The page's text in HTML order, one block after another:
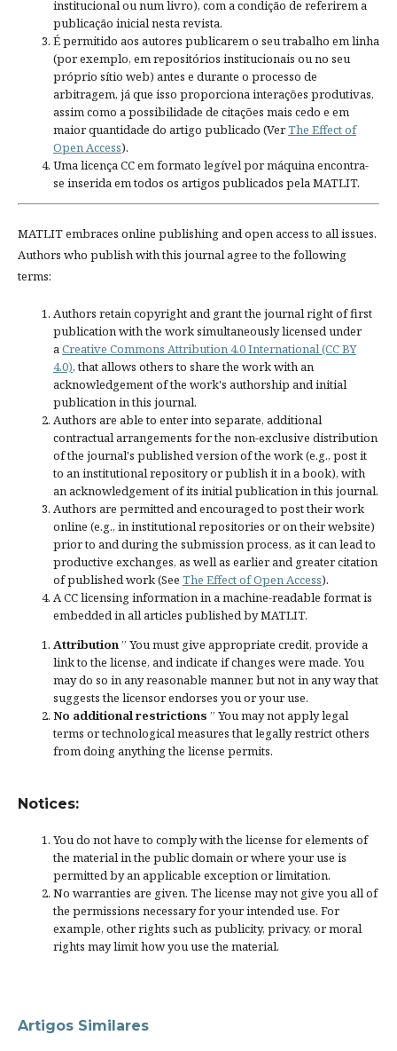
institucional ou num livro), com a condição de referirem a
publicação inicial nesta revista.
É permitido aos autores publicarem o seu trabalho em linha
(por exemplo, em repositórios institucionais ou no seu
próprio sítio web) antes e durante o processo de
arbitragem, já que isso proporciona interações produtivas,
assim como a possibilidade de citações mais cedo e em
maior quantidade do artigo publicado (VerThe Effect of
Open Access).
Uma licença CC em formato legível por máquina encontra-
se inserida em todos os artigos publicados pela MATLIT.
MATLIT embraces online publishing and open access to all issues.
Authors who publish with this journal agree to the following
terms:
Authors retain copyright and grant the journal right of first
publication with the work simultaneously licensed under
aCreative Commons Attribution 4.0 International (CC BY
4.0), that allows others to share the work with an
acknowledgement of the work's authorship and initial
publication in this journal.
Authors are able to enter into separate, additional
contractual arrangements for the non-exclusive distribution
of the journal's published version of the work (e.g., post it
to an institutional repository or publish it in a book), with
an acknowledgement of its initial publication in this journal.
Authors are permitted and encouraged to post their work
online (e.g., in institutional repositories or on their website)
prior to and during the submission process, as it can lead to
productive exchanges, as well as earlier and greater citation
of published work (See The Effect of Open Access).
A CC licensing information in a machine-readable format is
embedded in all articles published by MATLIT.
Attribution” You must give appropriate credit, provide a
link to the license, andindicate if changes were made. You
may do so in any reasonable manner, but not in any way that
suggests the licensor endorses you or your use.
No additional restrictions ” You may not apply legal
terms ortechnological measuresthat legally restrict others
from doing anything the license permits.
Notices:
You do not have to comply with the license for elements of
the material in the public domain or where your use is
permitted by an applicable exception or limitation.
No warranties are given. The license may not give you all of
the permissions necessary for your intended use. For
example, other rights such as publicity, privacy, or moral
rights may limit how you use the material.
Artigos Similares